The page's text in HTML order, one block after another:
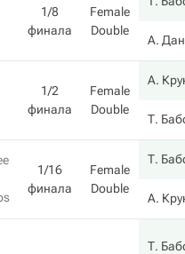
1/8
финала
Female
Double
А.
1/2
финала
Female
Double
А.
Т.
1/16
финала
Female
Double
Т.
А.
Т.